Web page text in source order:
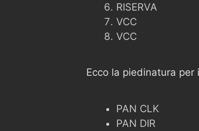
RISERVA
VCC
VCC
Ecco la piedinatura
PAN CLK
PAN DIR